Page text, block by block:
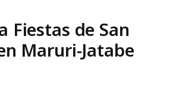
Fiestas de San
Maruri-Jatabe